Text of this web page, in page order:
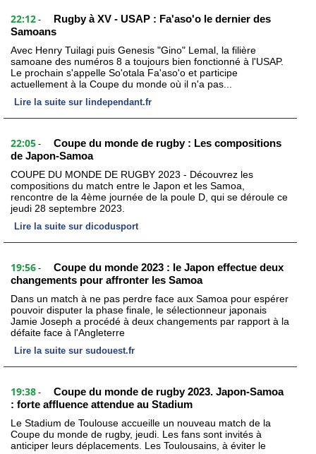
22:12 -
Rugby à XV - USAP : Fa'aso'o le dernier des
Samoans
Avec Henry Tuilagi puis Genesis "Gino" Lemal, la filière
samoane des numéros 8 a toujours bien fonctionné à l'USAP.
Le prochain s'appelle So'otala Fa'aso'o et participe
actuellement à la Coupe du monde où il n'a pas...
Lire la suite sur lindependant.fr
22:05 -
Coupe du monde de rugby : Les compositions
de Japon-Samoa
COUPE DU MONDE DE RUGBY 2023 - Découvrez les
compositions du match entre le Japon et les Samoa,
rencontre de la 4ème journée de la poule D, qui se déroule ce
jeudi 28 septembre 2023.
Lire la suite sur dicodusport
19:56 -
Coupe du monde 2023 : le Japon effectue deux
changements pour affronter les Samoa
Dans un match à ne pas perdre face aux Samoa pour espérer
pouvoir disputer la phase finale, le sélectionneur japonais
Jamie Joseph a procédé à deux changements par rapport à la
défaite face à l'Angleterre
Lire la suite sur sudouest.fr
19:38 -
Coupe du monde de rugby 2023. Japon-Samoa
: forte affluence attendue au Stadium
Le Stadium de Toulouse accueille un nouveau match de la
Coupe du monde de rugby, jeudi. Les fans sont invités à
anticiper leurs déplacements. Les Toulousains, à éviter le